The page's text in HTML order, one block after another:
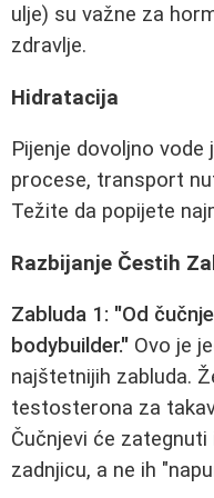
ulje) su važne za
zdravlje.
Hidratacija
Pijenje dovoljno
procese, transport
Težite da popijete
Razbijanje Čestih
Zabluda 1: "Od
bodybuilder." Ovo je
najštetnijih zabluda.
testosterona za
Čučnjevi će
zadnjicu, a ne ih